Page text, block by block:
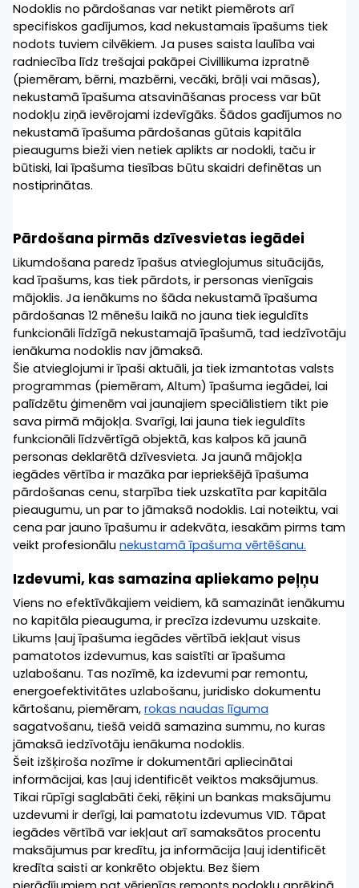
Nodoklis no pārdošanas var netikt piemērots arī
specifiskos gadījumos, kad nekustamais īpašums tiek
nodots tuviem cilvēkiem. Ja puses saista laulība vai
radniecība līdz trešajai pakāpei Civillikuma izpratnē
(piemēram, bērni, mazbērni, vecāki, brāļi vai māsas),
nekustamā īpašuma atsavināšanas process var būt
nodokļu ziņā ievērojami izdevīgāks. Šādos gadījumos no
nekustamā īpašuma pārdošanas gūtais kapitāla
pieaugums bieži vien netiek aplikts ar nodokli, taču ir
būtiski, lai īpašuma tiesības būtu skaidri definētas un
nostiprinātas.
Pārdošana pirmās dzīvesvietas iegādei
Likumdošana paredz īpašus atvieglojumus situācijās,
kad īpašums, kas tiek pārdots, ir personas vienīgais
mājoklis. Ja ienākums no šāda nekustamā īpašuma
pārdošanas 12 mēnešu laikā no jauna tiek ieguldīts
funkcionāli līdzīgā nekustamajā īpašumā, tad iedzīvotāju
ienākuma nodoklis nav jāmaksā.
Šie atvieglojumi ir īpaši aktuāli, ja tiek izmantotas valsts
programmas (piemēram, Altum) īpašuma iegādei, lai
palīdzētu ģimenēm vai jaunajiem speciālistiem tikt pie
sava pirmā mājokļa. Svarīgi, lai jauna tiek ieguldīts
funkcionāli līdzvērtīgā objektā, kas kalpos kā jaunā
personas deklarētā dzīvesvieta. Ja jaunā mājokļa
iegādes vērtība ir mazāka par iepriekšējā īpašuma
pārdošanas cenu, starpība tiek uzskatīta par kapitāla
pieaugumu, un par to jāmaksā nodoklis. Lai noteiktu, vai
cena par jauno īpašumu ir adekvāta, iesakām pirms tam
veikt profesionālu nekustamā īpašuma vērtēšanu.
Izdevumi, kas samazina apliekamo peļņu
Viens no efektīvākajiem veidiem, kā samazināt ienākumu
no kapitāla pieauguma, ir precīza izdevumu uzskaite.
Likums ļauj īpašuma iegādes vērtībā iekļaut visus
pamatotos izdevumus, kas saistīti ar īpašuma
uzlabošanu. Tas nozīmē, ka izdevumi par remontu,
energoefektivitātes uzlabošanu, juridisko dokumentu
kārtošanu, piemēram, rokas naudas līguma
sagatvošanu, tiešā veidā samazina summu, no kuras
jāmaksā iedzīvotāju ienākuma nodoklis.
Šeit izšķiroša nozīme ir dokumentāri apliecinātai
informācijai, kas ļauj identificēt veiktos maksājumus.
Tikai rūpīgi saglabāti čeki, rēķini un bankas maksājumu
uzdevumi ir derīgi, lai pamatotu izdevumus VID. Tāpat
iegādes vērtībā var iekļaut arī samaksātos procentu
maksājumus par kredītu, ja informācija ļauj identificēt
kredīta saisti ar konkrēto objektu. Bez šiem